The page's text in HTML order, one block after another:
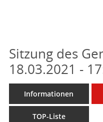
Sitzung des
18.03.2021 -
Informationen
TOP-Liste